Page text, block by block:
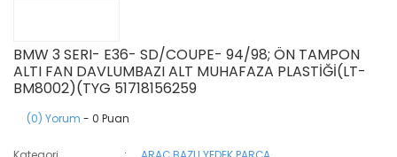
BMW 3 SERI- E36- SD/COUPE- 94/98; ÖN TAMPON
ALTI FAN DAVLUMBAZI ALT MUHAFAZA PLASTİĞİ(LT-
BM8002)(TYG 51718156259
(0) Yorum - 0 Puan